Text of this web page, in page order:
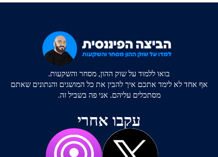
עקבו אחרי
בואו ללמוד על שוק ההון, מסחר והשקעות.
אף אחד לא לימד אתכם איך להבין את כל המושגים והנתונים שאתם
מסתכלים עליהם. אני פה בשביל זה.